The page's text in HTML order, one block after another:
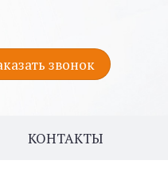
звонок
КОНТАКТЫ